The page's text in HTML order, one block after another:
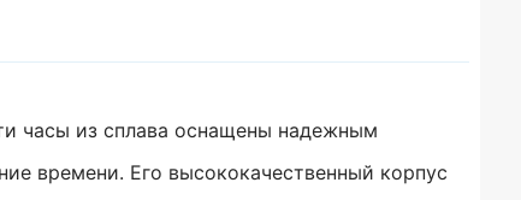
часы из сплава оснащены надежным
времени. Его высококачественный корпус